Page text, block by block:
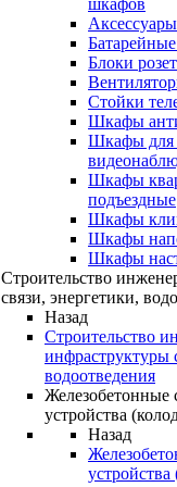
шкафов
Блоки
Стойки
Шкафы
Шкафы для
Шкафы
подъездные
Шкафы
Шкафы
Шкафы
Строительство
связи, энергетики,
Назад
Строительство
инфраструктуры
водоотведения
Железобетонные
устройства
Назад